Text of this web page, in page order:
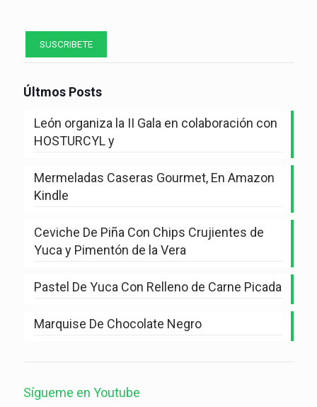
Últmos Posts
León organiza la II Gala en colaboración con
HOSTURCYL y
Mermeladas Caseras Gourmet, En Amazon
Kindle
Ceviche De Piña Con Chips Crujientes de
Yuca y Pimentón de la Vera
Pastel De Yuca Con Relleno de Carne Picada
Marquise De Chocolate Negro
Sígueme en Youtube